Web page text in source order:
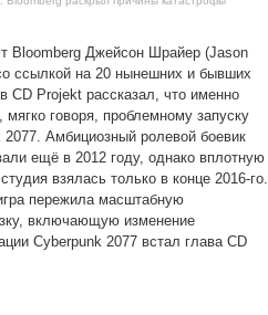
Bloomberg Джейсон Шрайер (Jason
ссылкой на 20 нынешних и бывших
CD Projekt рассказал, что именно
мягко говоря, проблемному запуску
2077. Амбициозный ролевой боевик
ещё в 2012 году, однако вплотную
взялась только в конце 2016-го.
пережила масштабную
включающую изменение
Cyberpunk 2077 встал глава CD